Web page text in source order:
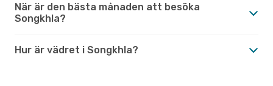
När är den bästa månaden att besöka
Songkhla?
Hur är vädret i Songkhla?